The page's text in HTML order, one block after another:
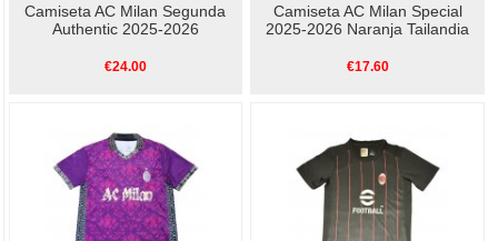
Camiseta AC Milan Segunda
Authentic 2025-2026
€24.00
Camiseta AC Milan Special
2025-2026 Naranja Tailandia
€17.60